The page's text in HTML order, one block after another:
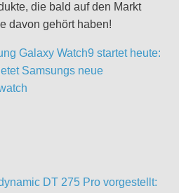
die bald auf den Markt
davon gehört haben!
Galaxy Watch9 startet heute:
Samsungs neue
DT 275 Pro vorgestellt: